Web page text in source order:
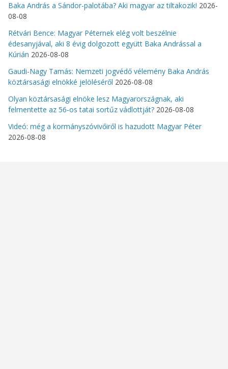
Baka András a Sándor-palotába? Aki magyar az tiltakozik! 2026-
08-08
Rétvári Bence: Magyar Péternek elég volt beszélnie
édesanyjával, aki 8 évig dolgozott együtt Baka Andrással a
Kúrián 2026-08-08
Gaudi-Nagy Tamás: Nemzeti jogvédő vélemény Baka András
köztársasági elnökké jelöléséről 2026-08-08
Olyan köztársasági elnöke lesz Magyarországnak, aki
felmentette az 56-os tatai sortűz vádlottját? 2026-08-08
Videó: még a kormányszóvivőiről is hazudott Magyar Péter
2026-08-08